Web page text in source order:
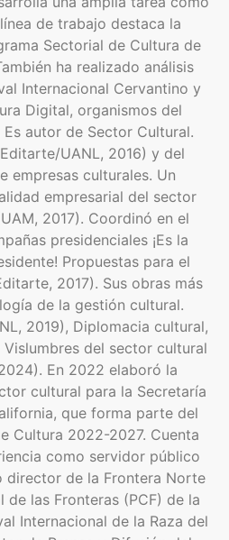
de trabajo destaca la
Sectorial de Cultura de
ha realizado análisis
Internacional Cervantino y
Digital, organismos del
autor de Sector Cultural.
UANL, 2016) y del
empresas culturales. Un
empresarial del sector
2017). Coordinó en el
presidenciales ¡Es la
Propuestas para el
2017). Sus obras más
de la gestión cultural.
2019), Diplomacia cultural,
del sector cultural
En 2022 elaboró la
cultural para la Secretaría
que forma parte del
Cultura 2022-2027. Cuenta
como servidor público
director de la Frontera Norte
de las Fronteras (PCF) de la
Internacional de la Raza del